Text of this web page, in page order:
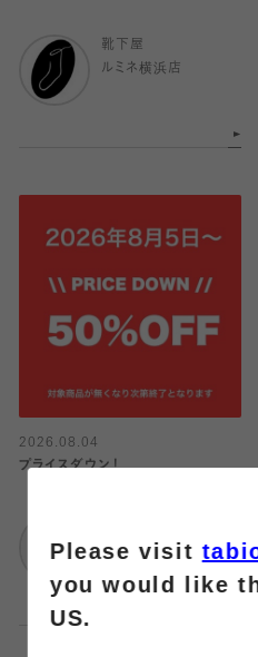
靴下屋
ルミネ横浜店
2026.08.04
プライスダウン！
阪急三番街店
Please visit
you would like
US.